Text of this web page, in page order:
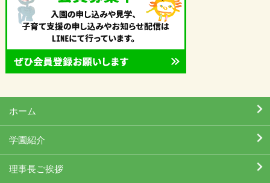
ホーム
学園紹介
理事長ご挨拶